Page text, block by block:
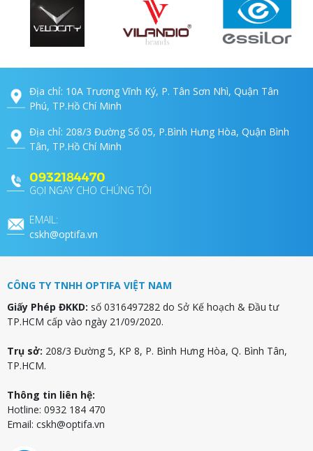
Địa chỉ: 10A Trương Vĩnh Ký, P. Tân Sơn Nhì, Quận Tân
Phú, TP.Hồ Chí Minh
Địa chỉ: 208/3 Đường Số 05, P.Bình Hưng Hòa, Quận Bình
Tân, TP.Hồ Chí Minh
0932184470
GỌI NGAY CHO CHÚNG TÔI
EMAIL:
cskh@optifa.vn
CÔNG TY TNHH OPTIFA VIỆT NAM
Giấy Phép ĐKKD: số 0316497282 do Sở Kế hoạch & Đầu tư
TP.HCM cấp vào ngày 21/09/2020.
Trụ sở: 208/3 Đường 5, KP 8, P. Bình Hưng Hòa, Q. Bình Tân,
TP.HCM.
Thông tin liên hệ:
Hotline: 0932 184 470
Email: cskh@optifa.vn